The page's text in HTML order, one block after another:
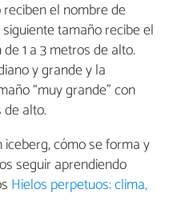
el nombre de
tamaño recibe el
1 a 3 metros de alto.
y grande y la
“muy grande” con
alto.
cómo se forma y
seguir aprendiendo
Hielos perpetuos: clima,